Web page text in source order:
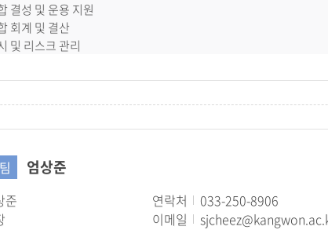
결성 및 운용 지원
회계 및 결산
및 리스크 관리
/행정지원
엄상준
준
연락처
033-250-8906
이메일